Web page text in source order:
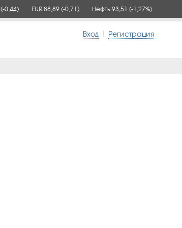
(-0,44) EUR 88,89 (-0,71) Нефть 93,51 (-1,27%)
Вход | Регистрация